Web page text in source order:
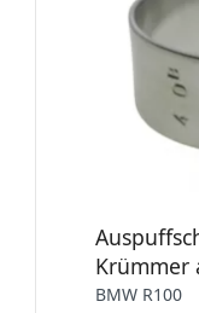
Krümmer
BMW R100